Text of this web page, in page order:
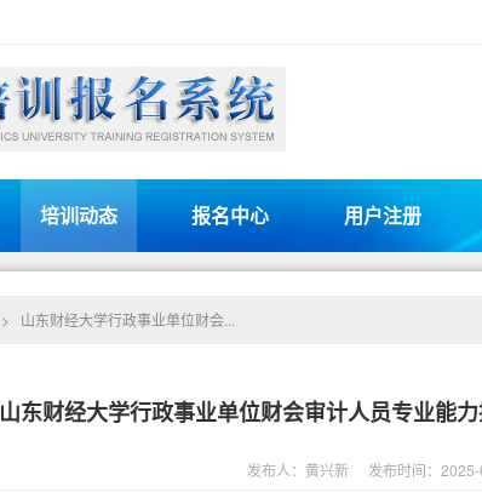
培训动态 报名中心 用户注册
> 山东财经大学行政事业单位财会...
山东财经大学行政事业单位财会审计人员专业能
发布人：黄兴新 发布时间：2025-